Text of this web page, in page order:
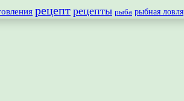
рецепт рецепты рыба рыбная ловля